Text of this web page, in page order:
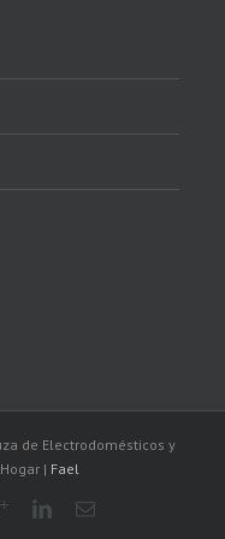
de Electrodomésticos y
| Fael